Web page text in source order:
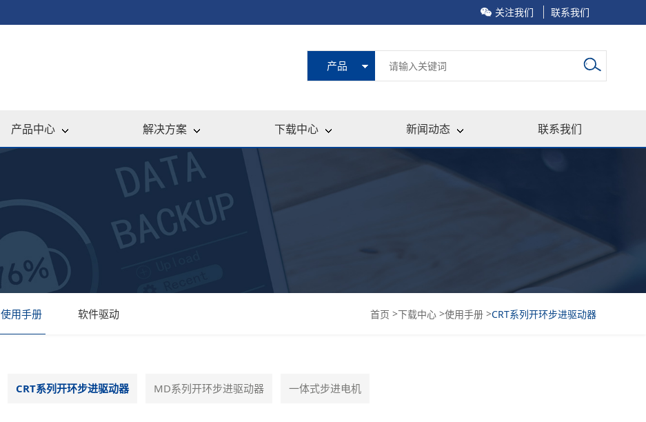
关注我们 联系我们
产品
产品中心 解决方案 下载中心 新闻动态 联系我们
使用手册 软件驱动 首页 >下载中心 >使用手册 >CRT系列开环步进驱动器
CRT系列开环步进驱动器 MD系列开环步进驱动器 一体式步进电机